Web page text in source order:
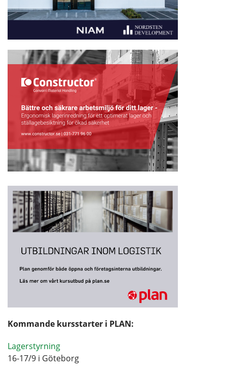
Kommande kursstarter i PLAN:
Lagerstyrning
16-17/9 i Göteborg